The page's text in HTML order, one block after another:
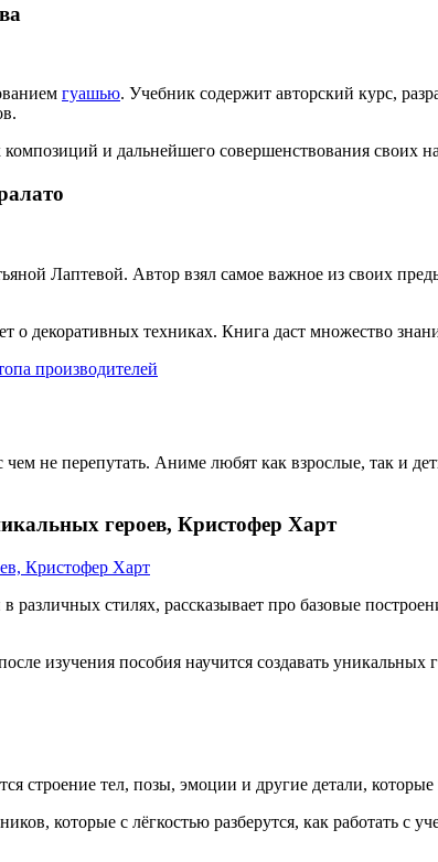
гуашью. Учебник содержит авторский курс,
и дальнейшего совершенствования своих
Лаптевой. Автор взял самое важное из своих
о декоративных техниках. Книга даст множество
производителей
не перепутать. Аниме любят как взрослые, так и
героев, Кристофер Харт
стилях, рассказывает про базовые
изучения пособия научится создавать уникальных
строение тел, позы, эмоции и другие детали,
которые с лёгкостью разберутся, как работать с